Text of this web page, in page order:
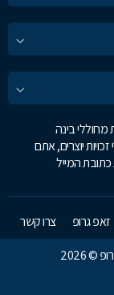
בינה
יוצרים, אתם
המייל
זאפ גרופ
צרו קשר
2026